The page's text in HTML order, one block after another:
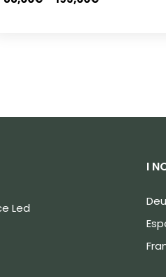
Led
I